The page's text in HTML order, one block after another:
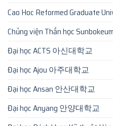
Cao Hoc Reformed Graduate
Chủng viện Thần học
Đại học ACTS 아신대학교
Đại học Ajou 아주대학교
Đại học Ansan 안산대학교
Đại học Anyang 안양대학교